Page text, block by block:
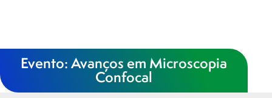
Evento:Avançosem Microscopia
Confocal